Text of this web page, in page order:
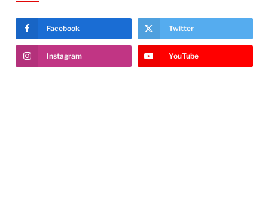
Facebook Twitter
Instagram YouTube